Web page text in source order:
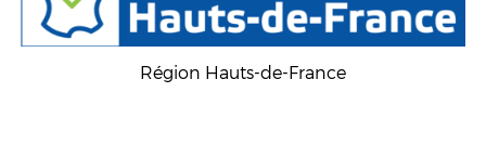
Région Hauts-de-France